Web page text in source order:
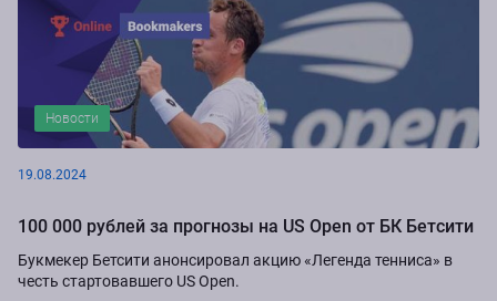
Новости
19.08.2024
100 000 рублей за прогнозы на US Open от БК Бетсити
Букмекер Бетсити анонсировал акцию «Легенда тенниса» в
честь стартовавшего US Open.